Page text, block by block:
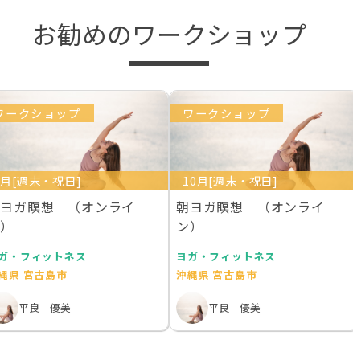
お勧めのワークショップ
ークショップ
[週末・祝日]
ガ瞑想 （オンライ
・フィットネス
県 宮古島市
平良 優美
ワークショップ
10月[週末・祝日]
朝ヨガ瞑想 （オンライ
ン）
ヨガ・フィットネス
沖縄県 宮古島市
平良 優美